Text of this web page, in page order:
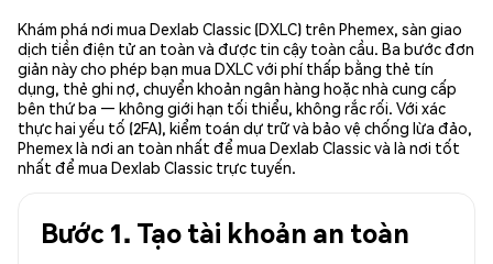
Khám phá nơi mua Dexlab Classic (DXLC) trên Phemex, sàn giao
dịch tiền điện tử an toàn và được tin cậy toàn cầu. Ba bước đơn
giản này cho phép bạn mua DXLC với phí thấp bằng thẻ tín
dụng, thẻ ghi nợ, chuyển khoản ngân hàng hoặc nhà cung cấp
bên thứ ba — không giới hạn tối thiểu, không rắc rối. Với xác
thực hai yếu tố (2FA), kiểm toán dự trữ và bảo vệ chống lừa đảo,
Phemex là nơi an toàn nhất để mua Dexlab Classic và là nơi tốt
nhất để mua Dexlab Classic trực tuyến.
Bước 1. Tạo tài khoản an toàn